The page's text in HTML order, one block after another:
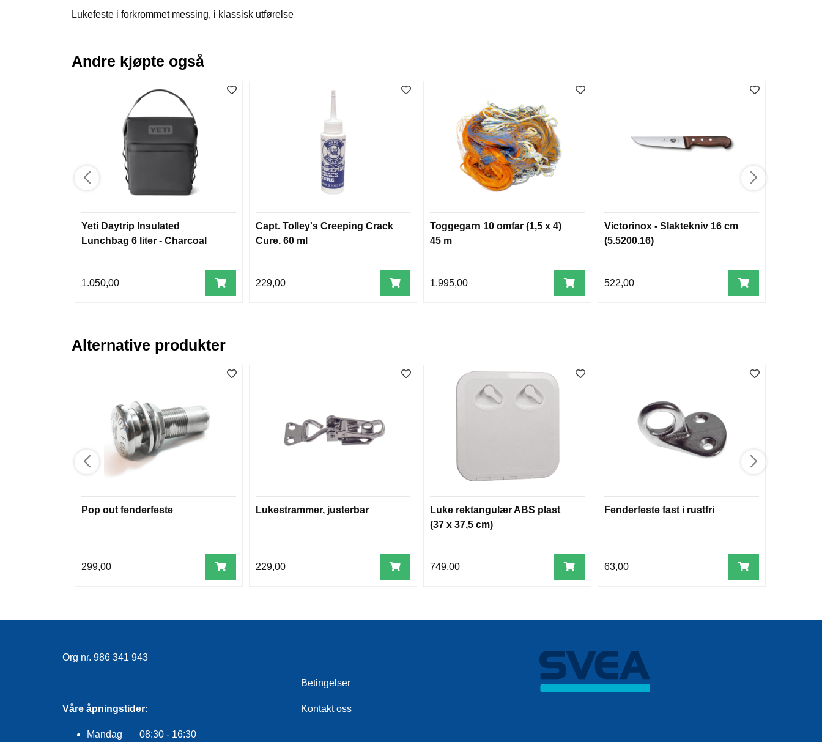
Lukefeste i forkrommet messing, i klassisk utførelse
Andre kjøpte også
Yeti Daytrip Insulated
Lunchbag 6 liter - Charcoal
1.050,00
Capt. Tolley's Creeping Crack
Cure. 60 ml
229,00
Toggegarn 10 omfar (1,5 x 4)
45 m
1.995,00
Victorinox - Slaktekniv 16 cm
(5.5200.16)
522,00
Alternative produkter
Pop out fenderfeste
299,00
Lukestrammer, justerbar
229,00
Luke rektangulær ABS plast
(37 x 37,5 cm)
749,00
Fenderfeste fast i rustfri
63,00
Org nr. 986 341 943
Våre åpningstider:
Mandag 08:30 - 16:30
Betingelser
Kontakt oss